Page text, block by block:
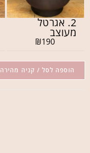
2. אגרטל
מעוצב
₪190
הוספה לסל / קניה מהירה